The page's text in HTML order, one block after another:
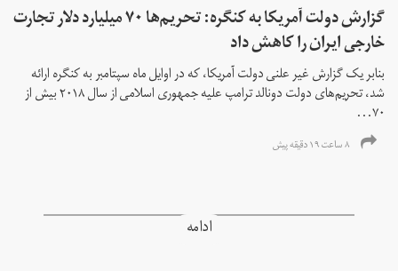
گزارش دولت آمریکا به کنگره: تحریم‌ها ۷۰ میلیارد دلار تجارت
خارجی ایران را کاهش داد
بنابر یک گزارش غیر علنی دولت آمریکا، که در اوایل ماه سپتامبر به کنگره ارائه
شد، تحریم‌های دولت دونالد ترامپ علیه جمهوری اسلامی از سال ۲۰۱۸ بیش از
۷۰...
۸ ساعت ۱۹ دقیقه پیش
ادامه